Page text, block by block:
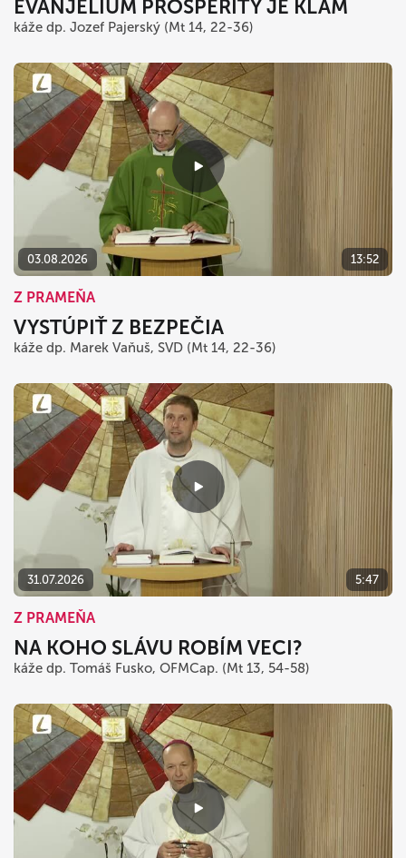
EVANJELIUM PROSPERITY JE KLAM
káže dp. Jozef Pajerský (Mt 14, 22-36)
03.08.2026 13:52
Z PRAMEŇA
VYSTÚPIŤ Z BEZPEČIA
káže dp. Marek Vaňuš, SVD (Mt 14, 22-36)
31.07.2026 5:47
Z PRAMEŇA
NA KOHO SLÁVU ROBÍM VECI?
káže dp. Tomáš Fusko, OFMCap. (Mt 13, 54-58)